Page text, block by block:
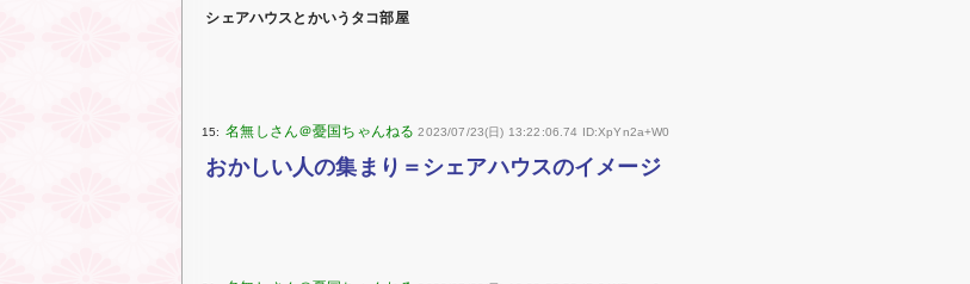
シェアハウスとかいうタコ部屋
15: 2023/07/23(日) 13:22:06.74 ID:XpYn2a+W0
おかしい人の集まり＝シェアハウスのイメージ